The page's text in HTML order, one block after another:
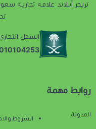
تريجر آيلاند علامه تجارية
السجل
روابط مهمة
المدونة
الشروط